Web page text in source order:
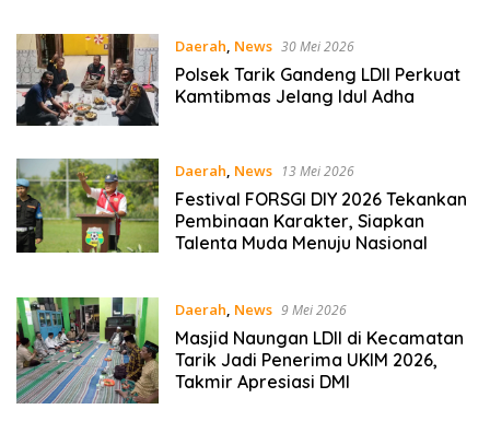
Daerah, News 30 Mei 2026
Polsek Tarik Gandeng LDII Perkuat
Kamtibmas Jelang Idul Adha
Daerah, News 13 Mei 2026
Festival FORSGI DIY 2026 Tekankan
Pembinaan Karakter, Siapkan
Talenta Muda Menuju Nasional
Daerah, News 9 Mei 2026
Masjid Naungan LDII di Kecamatan
Tarik Jadi Penerima UKIM 2026,
Takmir Apresiasi DMI